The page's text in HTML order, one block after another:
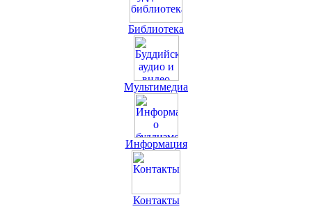
Библиотека
Мультимедиа
Информация
Контакты